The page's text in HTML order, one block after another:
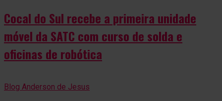
Cocal do Sul recebe a primeira unidade
móvel da SATC com curso de solda e
oficinas de robótica
Blog Anderson de Jesus